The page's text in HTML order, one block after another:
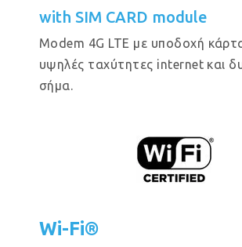
with SIM CARD module
Modem 4G LTE με υποδοχή
υψηλές ταχύτητες internet και
σήμα.
Wi-Fi®